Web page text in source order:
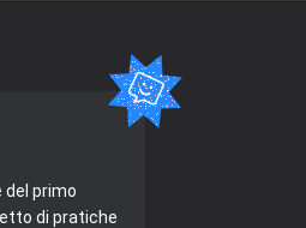
del primo
di pratiche